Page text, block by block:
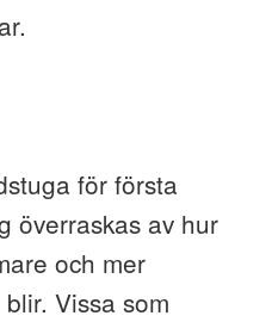
för första
överraskas av hur
och mer
Vissa som